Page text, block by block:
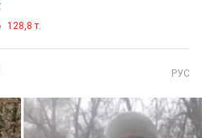
128,8 т.
РУС